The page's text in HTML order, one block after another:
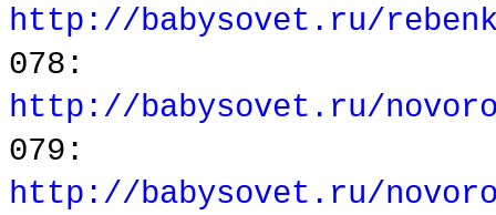
http://babysovet.ru/
078:
http://babysovet.ru/
079:
http://babysovet.ru/